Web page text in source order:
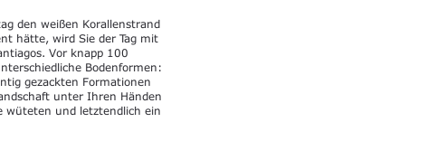
den weißen Korallenstrand
hätte, wird Sie der Tag mit
Vor knapp 100
Bodenformen:
gezackten Formationen
unter Ihren Händen
wüteten und letztendlich ein